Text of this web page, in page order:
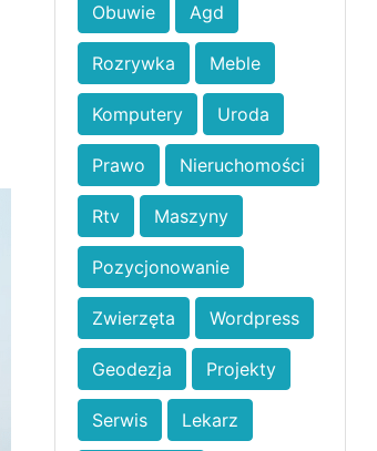
Obuwie Agd
Rozrywka Meble
Komputery Uroda
Prawo Nieruchomości
Rtv Maszyny
Pozycjonowanie
Zwierzęta Wordpress
Geodezja Projekty
Serwis Lekarz